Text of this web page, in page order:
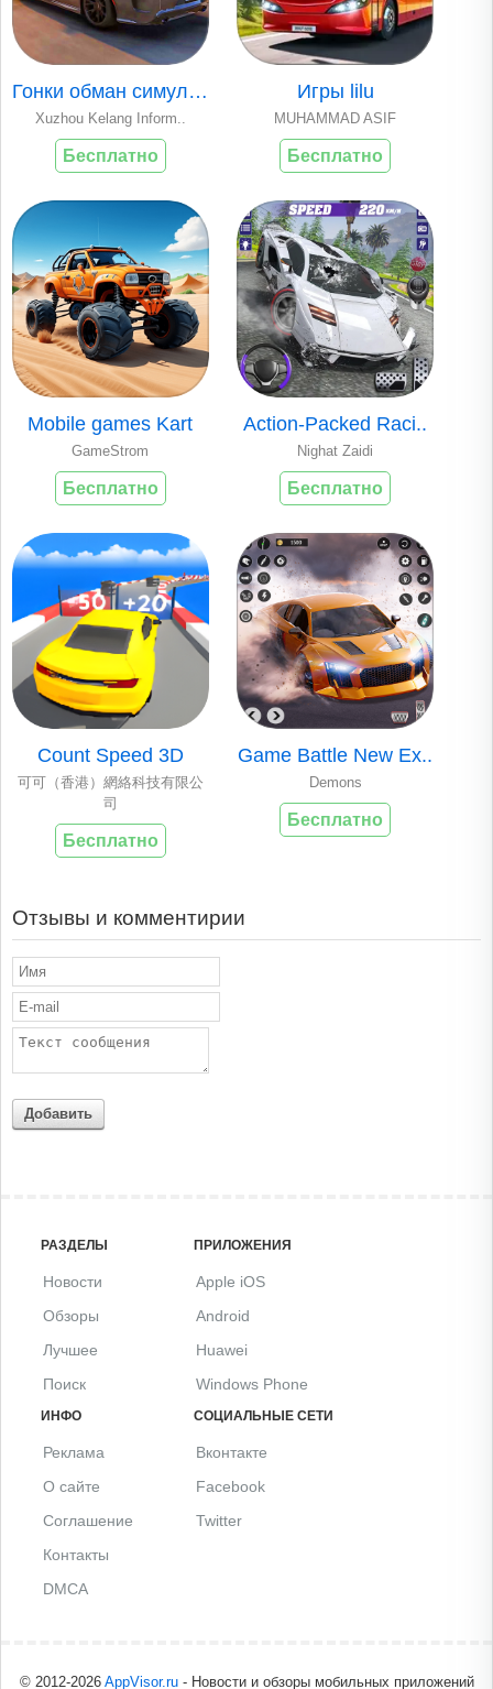
Гонки обман симуля..
Xuzhou Kelang Inform..
Бесплатно
Игры lilu
MUHAMMAD ASIF
Бесплатно
Mobile games Kart
GameStrom
Бесплатно
Action-Packed Raci..
Nighat Zaidi
Бесплатно
Count Speed 3D
可可（香港）網絡科技有限公
司
Бесплатно
Game Battle New Ex..
Demons
Бесплатно
Отзывы и комментирии
Добавить
РАЗДЕЛЫ
Новости
Обзоры
Лучшее
Поиск
ПРИЛОЖЕНИЯ
Apple iOS
Android
Huawei
Windows Phone
ИНФО
Реклама
О сайте
Соглашение
Контакты
DMCA
СОЦИАЛЬНЫЕ СЕТИ
Вконтакте
Facebook
Twitter
© 2012-2026 AppVisor.ru- Новости и обзоры мобильных приложений